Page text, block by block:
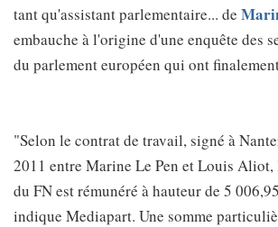
tant qu'assistant parlementaire... de
embauche à l'origine d'une enquête des
du parlement européen qui ont
"Selon le contrat de travail, signé à
2011 entre Marine Le Pen et Louis
du FN est rémunéré à hauteur de 5
indique Mediapart. Une somme